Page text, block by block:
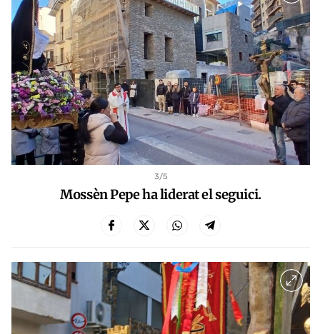
3/5
Mossèn Pepe ha liderat el seguici.